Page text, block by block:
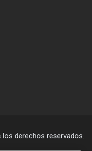
los derechos reservados.